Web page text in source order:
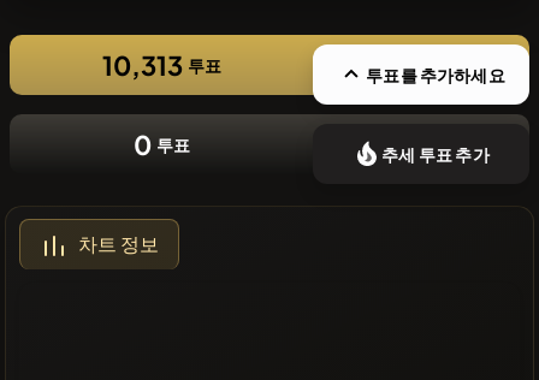
10,313 투표 투표를 추가하세요
0 투표 추세 투표 추가
차트 정보